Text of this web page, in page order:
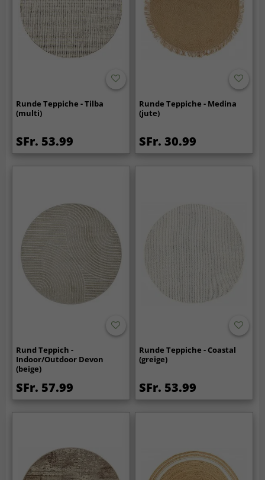
Runde Teppiche - Tilba
(multi)
SFr. 53.99
Runde Teppiche - Medina
(jute)
SFr. 30.99
Rund Teppich -
Indoor/Outdoor Devon
(beige)
SFr. 57.99
Runde Teppiche - Coastal
(greige)
SFr. 53.99